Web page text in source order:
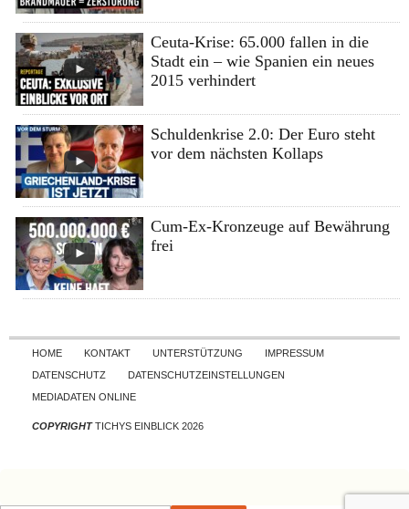
Ceuta-Krise: 65.000 fallen in die
Stadt ein – wie Spanien ein neues
2015 verhindert
Schuldenkrise 2.0: Der Euro steht
vor dem nächsten Kollaps
Cum-Ex-Kronzeuge auf Bewährung
frei
Skip to content
HOME KONTAKT UNTERSTÜTZUNG
IMPRESSUM
DATENSCHUTZ
DATENSCHUTZEINSTELLUNGEN
MEDIADATEN ONLINE
COPYRIGHTTICHYS EINBLICK 2026